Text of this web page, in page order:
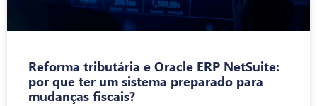
Reforma tributária e Oracle ERP NetSuite:
por que ter um sistema preparado para
mudanças fiscais?